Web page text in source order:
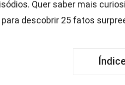
Quer saber mais
descobrir 25 fatos